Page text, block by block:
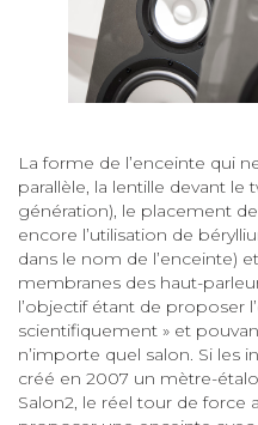
La forme de l’enceinte qui
parallèle, la lentille devant le
génération), le placement
encore l’utilisation de
dans le nom de l’enceinte)
membranes des haut-
l’objectif étant de proposer
scientifiquement » et
n’importe quel salon. Si les
créé en 2007 un mètre-
Salon2, le réel tour de force